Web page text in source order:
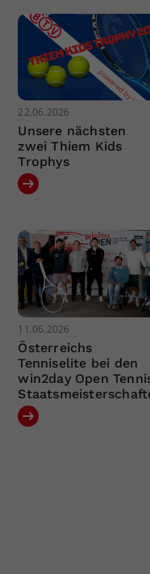
22.06.2026
Unsere nächsten
zwei Thiem Kids
Trophys
11.06.2026
Österreichs
Tenniselite bei den
win2day Open